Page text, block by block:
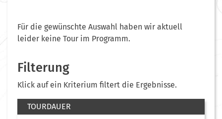
Für die gewünschte Auswahl haben wir aktuell
leider keine Tour im Programm.
Filterung
Klick auf ein Kriterium filtert die Ergebnisse.
TOURDAUER